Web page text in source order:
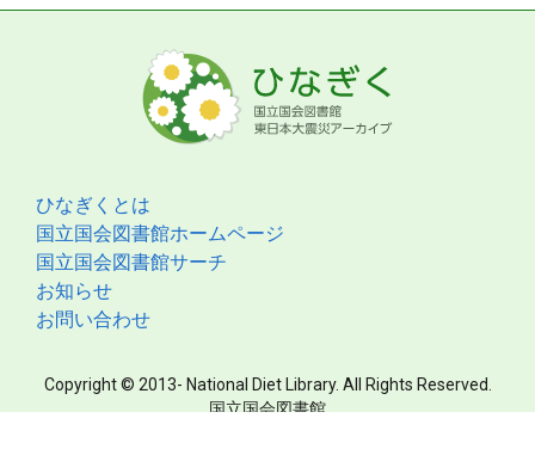
ひなぎくとは
国立国会図書館ホームページ
国立国会図書館サーチ
お知らせ
お問い合わせ
Copyright © 2013- National Diet Library. All Rights Reserved.